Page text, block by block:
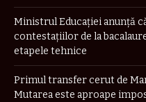
Ministrul Educației anunță
contestațiilor de la
etapele tehnice
Primul transfer cerut de
Mutarea este aproape